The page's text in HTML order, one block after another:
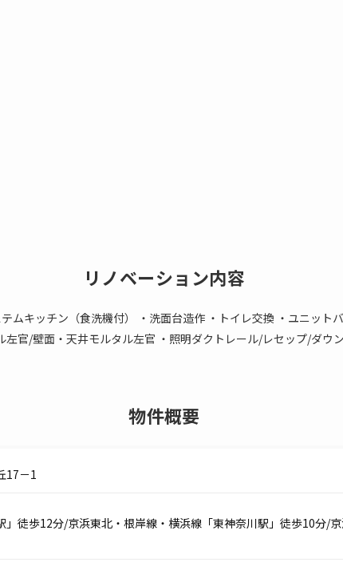
リノベーション内容
キッチン（食洗機付） ・洗面台造作 ・トイレ交換 ・ユニット
官/壁面・天井モルタル左官 ・照明ダクトレール/レセップ/ダウ
物件概要
17－1
」徒歩12分/京浜東北・根岸線・横浜線「東神奈川駅」徒歩10分/